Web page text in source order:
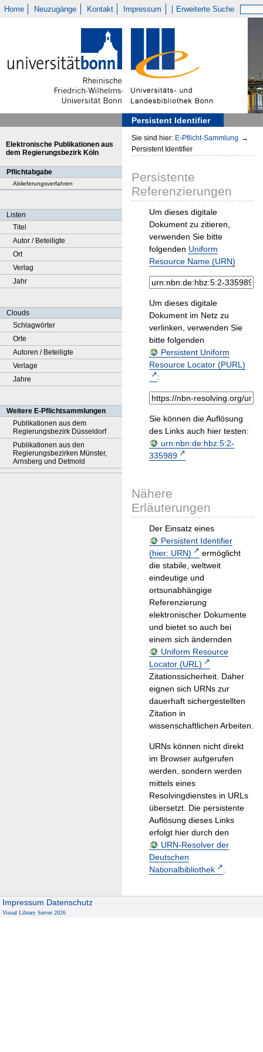
Home Neuzugänge Kontakt Impressum Erweiterte Suche
Persistent Identifier
Elektronische Publikationen aus
dem Regierungsbezirk Köln
Pflichtabgabe
Ablieferungsverfahren
Listen
Titel
Autor / Beteiligte
Ort
Verlag
Jahr
Clouds
Schlagwörter
Orte
Autoren / Beteiligte
Verlage
Jahre
Weitere E-Pflichtsammlungen
Publikationen aus dem
Regierungsbezirk Düsseldorf
Publikationen aus den
Regierungsbezirken Münster,
Arnsberg und Detmold
Sie sind hier: E-Pflicht-Sammlung →
Persistent Identifier
Persistente
Referenzierungen
Um dieses digitale
Dokument zu zitieren,
verwenden Sie bitte
folgenden Uniform
Resource Name (URN)
Um dieses digitale
Dokument im Netz zu
verlinken, verwenden Sie
bitte folgenden
Persistent Uniform
Resource Locator (PURL)
:
Sie können die Auflösung
des Links auch hier testen:
urn:nbn:de:hbz:5:2-
335989
Nähere
Erläuterungen
Der Einsatz eines
Persistent Identifier
(hier: URN)
ermöglicht
die stabile, weltweit
eindeutige und
ortsunabhängige
Referenzierung
elektronischer Dokumente
und bietet so auch bei
einem sich ändernden
Uniform Resource
Locator (URL)
Zitationssicherheit. Daher
eignen sich URNs zur
dauerhaft sichergestellten
Zitation in
wissenschaftlichen Arbeiten.
URNs können nicht direkt
im Browser aufgerufen
werden, sondern werden
mittels eines
Resolvingdienstes in URLs
übersetzt. Die persistente
Auflösung dieses Links
erfolgt hier durch den
URN-Resolver der
Deutschen
Nationalbibliothek
.
Impressum Datenschutz
Visual Library Server 2026